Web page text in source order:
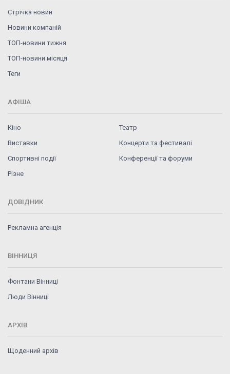
Стрічка новин
Новини компаній
ТОП-новини тижня
ТОП-новини місяця
Теги
АФІША
Кіно
Театр
Виставки
Концерти та фестивалі
Спортивні події
Конференції та форуми
Різне
ДОВІДНИК
Рекламна агенція
ВІННИЦЯ
Фонтани Вінниці
Люди Вінниці
АРХІВ
Щоденний архів